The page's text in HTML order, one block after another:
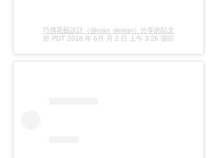
巧偶花藝設計（@ciao_design）分享的貼文
於 PDT 2018 年 6月 月 2 日 上午 3:26 張貼